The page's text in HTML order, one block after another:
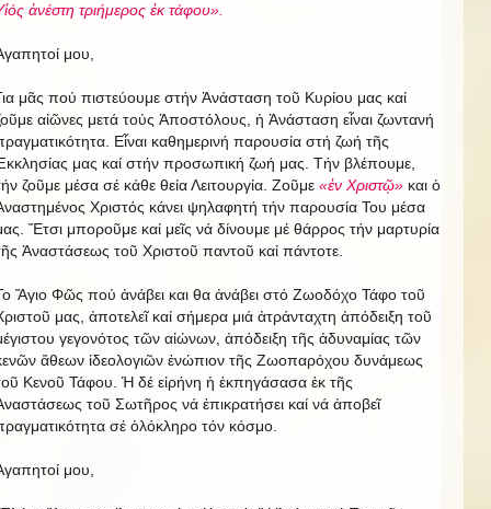
ἀνέστη τριήμερος ἐκ τάφου».
μου,
μᾶς πού πιστεύουμε στήν Ἀνάσταση τοῦ Κυρίου μας καί
αἰῶνες μετά τούς Ἀποστόλους, ἡ Ἀνάσταση εἶναι ζωντανή
Εἶναι καθημερινή παρουσία στή ζωή τῆς
μας καί στήν προσωπική ζωή μας. Τήν βλέπουμε,
ζοῦμε μέσα σέ κάθε θεία Λειτουργία. Ζοῦμε «ἐν Χριστῷ» και ὁ
Χριστός κάνει ψηλαφητή τήν παρουσία Του μέσα
Ἔτσι μποροῦμε καί μεῖς νά δίνουμε μέ θάρρος τήν μαρτυρία
Ἀναστάσεως τοῦ Χριστοῦ παντοῦ καί πάντοτε.
Ἅγιο Φῶς πού ἀνάβει και θα ἀνάβει στό Ζωοδόχο Τάφο τοῦ
μας, ἀποτελεῖ καί σήμερα μιά ἀτράνταχτη ἀπόδειξη τοῦ
γεγονότος τῶν αἰώνων, ἀπόδειξη τῆς ἀδυναμίας τῶν
ἄθεων ἰδεολογιῶν ἐνώπιον τῆς Ζωοπαρόχου δυνάμεως
Κενοῦ Τάφου. Ἡ δέ εἰρήνη ἡ ἐκπηγάσασα ἐκ τῆς
τοῦ Σωτῆρος νά ἐπικρατήσει καί νά ἀποβεῖ
σέ ὁλόκληρο τόν κόσμο.
μου,